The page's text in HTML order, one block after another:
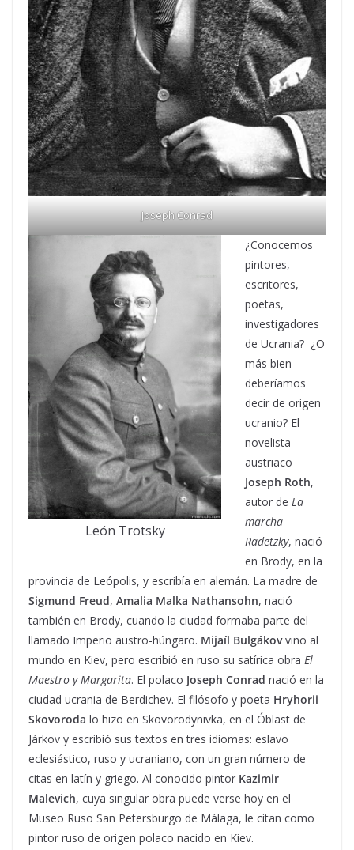
Joseph Conrad
León Trotsky
¿Conocemos
pintores,
escritores,
poetas,
investigadores
de Ucrania? ¿O
más bien
deberíamos
decir de origen
ucranio? El
novelista
austriaco
Joseph Roth,
autor de La
marcha
Radetzky, nació
en Brody, en la
provincia de Leópolis, y escribía en alemán. La madre de
Sigmund Freud, Amalia Malka Nathansohn, nació
también en Brody, cuando la ciudad formaba parte del
llamado Imperio austro-húngaro. Mijaíl Bulgákovvino al
mundo en Kiev, pero escribió en ruso su satírica obra El
Maestro y Margarita. El polaco Joseph Conrad nació en la
ciudad ucrania de Berdichev. El filósofo y poeta Hryhorii
Skovoroda lo hizo en Skovorodynivka, en el Óblast de
Járkov y escribió sus textos en tres idiomas: eslavo
eclesiástico, ruso y ucraniano, con un gran número de
citas en latín y griego. Al conocido pintor Kazimir
Malevich, cuya singular obra puede verse hoy en el
Museo Ruso San Petersburgo de Málaga, le citan como
pintor ruso de origen polaco nacido en Kiev.